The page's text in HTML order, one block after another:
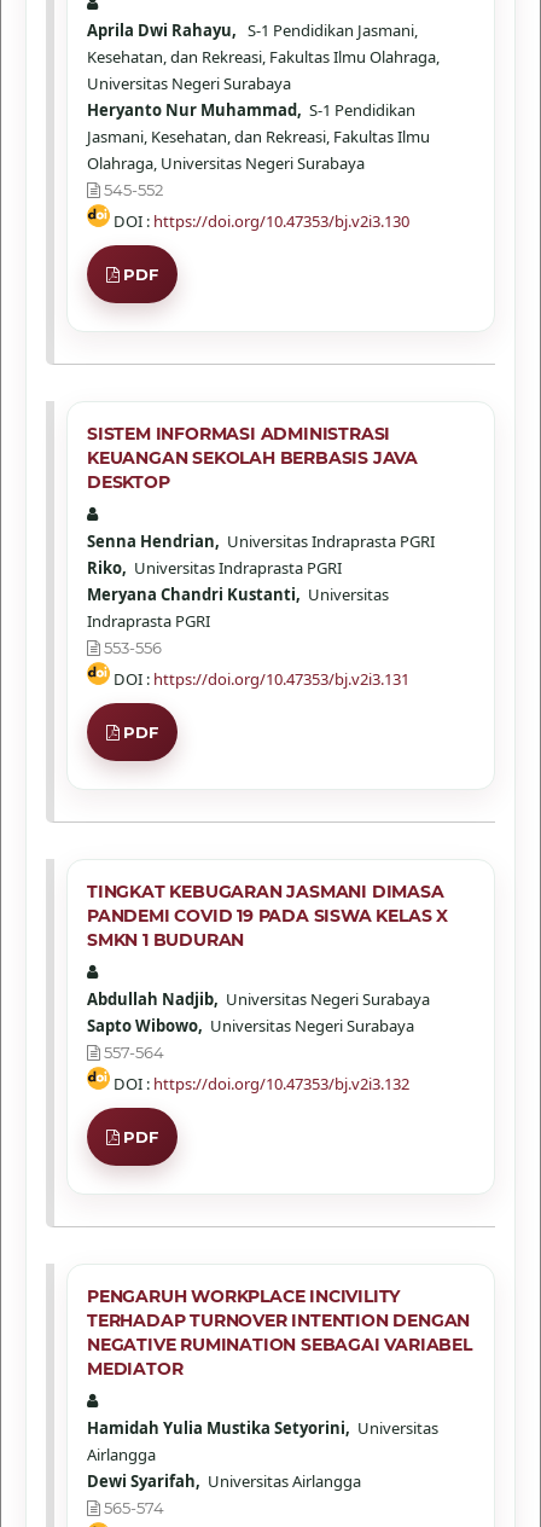
Aprila Dwi Rahayu, S-1 Pendidikan Jasmani,
Kesehatan, dan Rekreasi, Fakultas Ilmu Olahraga,
Universitas Negeri Surabaya
Heryanto Nur Muhammad, S-1 Pendidikan
Jasmani, Kesehatan, dan Rekreasi, Fakultas Ilmu
Olahraga, Universitas Negeri Surabaya
545-552
DOI : https://doi.org/10.47353/bj.v2i3.130
PDF
SISTEM INFORMASI ADMINISTRASI
KEUANGAN SEKOLAH BERBASIS JAVA
DESKTOP
Senna Hendrian, Universitas Indraprasta PGRI
Riko, Universitas Indraprasta PGRI
Meryana Chandri Kustanti, Universitas
Indraprasta PGRI
553-556
DOI : https://doi.org/10.47353/bj.v2i3.131
PDF
TINGKAT KEBUGARAN JASMANI DIMASA
PANDEMI COVID 19 PADA SISWA KELAS X
SMKN 1 BUDURAN
Abdullah Nadjib, Universitas Negeri Surabaya
Sapto Wibowo, Universitas Negeri Surabaya
557-564
DOI : https://doi.org/10.47353/bj.v2i3.132
PDF
PENGARUH WORKPLACE INCIVILITY
TERHADAP TURNOVER INTENTION DENGAN
NEGATIVE RUMINATION SEBAGAI VARIABEL
MEDIATOR
Hamidah Yulia Mustika Setyorini, Universitas
Airlangga
Dewi Syarifah, Universitas Airlangga
565-574